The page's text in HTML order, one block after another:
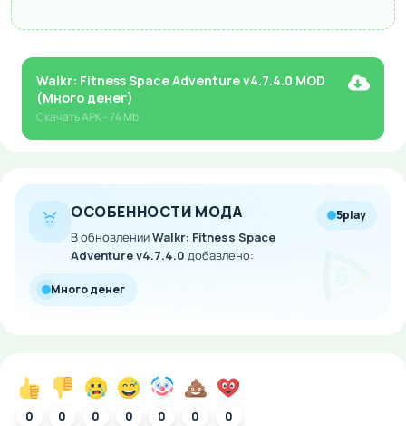
Walkr: Fitness Space Adventure v4.7.4.0 MOD
(Много денег)
СкачатьAPK- 74 Mb
ОСОБЕННОСТИ МОДА
В обновленииWalkr: Fitness Space
Adventure v4.7.4.0 добавлено:
5play
Много денег
0 0 0 0 0 0 0